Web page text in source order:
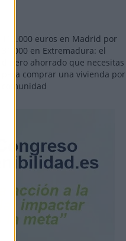
110.000 euros en Madrid por
31.000 en Extremadura: el
dinero ahorrado que necesitas
para comprar una vivienda por
comunidad